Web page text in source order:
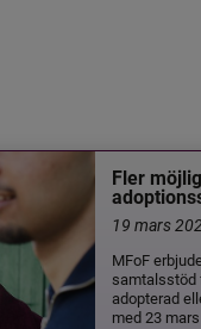
Fler
19 mars
MFoF
samtalsstöd
adopterad
med 23